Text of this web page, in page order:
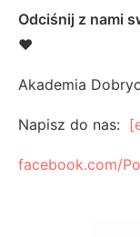
Odciśnij z nami
❤
Akademia
Napisz do nas:
facebook.com/